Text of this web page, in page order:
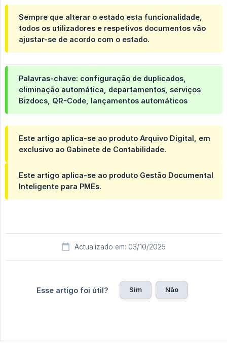
Sempre que alterar o estado esta funcionalidade,
todos os utilizadores e respetivos documentos vão
ajustar-se de acordo com o estado.
Palavras-chave: configuração de duplicados,
eliminação automática, departamentos, serviços
Bizdocs, QR-Code, lançamentos automáticos
Este artigo aplica-se ao produto Arquivo Digital, em
exclusivo ao Gabinete de Contabilidade.
Este artigo aplica-se ao produto Gestão Documental
Inteligente para PMEs.
Actualizado em: 03/10/2025
Esse artigo foi útil? Sim Não